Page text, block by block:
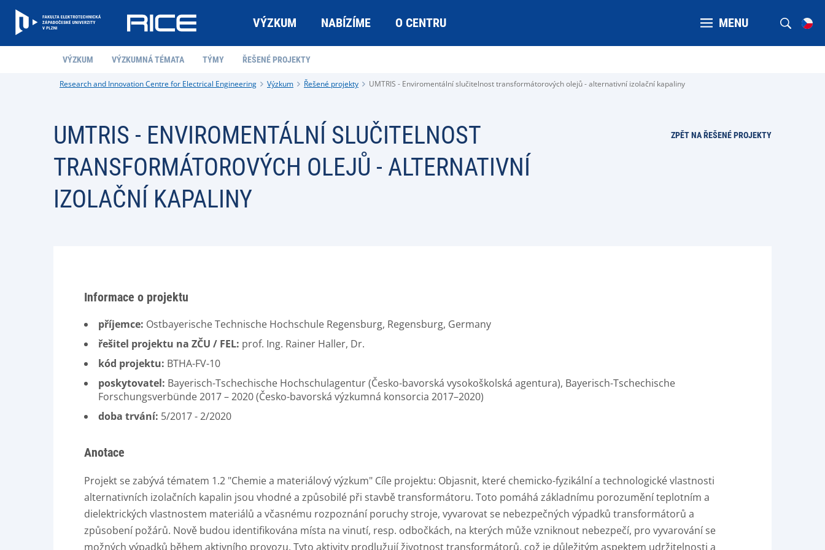
VÝZKUM NABÍZÍME O CENTRU MENU
VÝZKUM VÝZKUMNÁ TÉMATA TÝMY ŘEŠENÉ PROJEKTY
Research and Innovation Centre for Electrical Engineering Výzkum Řešené projekty UMTRIS - Enviromentální slučitelnost transformátorových olejů - alternativní izolační kapaliny
UMTRIS - ENVIROMENTÁLNÍ SLUČITELNOST
TRANSFORMÁTOROVÝCH OLEJŮ - ALTERNATIVNÍ
IZOLAČNÍ KAPALINY
ZPĚT NA ŘEŠENÉ PROJEKTY
Informace o projektu
příjemce: Ostbayerische Technische Hochschule Regensburg, Regensburg, Germany
řešitel projektu na ZČU / FEL: prof. Ing. Rainer Haller, Dr.
kód projektu: BTHA-FV-10
poskytovatel: Bayerisch-Tschechische Hochschulagentur (Česko-bavorská vysokoškolská agentura), Bayerisch-Tschechische
Forschungsverbünde 2017 – 2020 (Česko-bavorská výzkumná konsorcia 2017–2020)
doba trvání: 5/2017 - 2/2020
Anotace
Projekt se zabývá tématem 1.2 "Chemie a materiálový výzkum" Cíle projektu: Objasnit, které chemicko-fyzikální a technologické vlastnosti
alternativních izolačních kapalin jsou vhodné a způsobilé při stavbě transformátoru. Toto pomáhá základnímu porozumění teplotním a
dielektrických vlastnostem materiálů a včasnému rozpoznání poruchy stroje, vyvarovat se nebezpečných výpadků transformátorů a
způsobení požárů. Nově budou identifikována místa na vinutí, resp. odbočkách, na kterých může vzniknout nebezpečí, pro vyvarování se
možných výpadků během aktivního provozu. Tyto aktivity prodlužují životnost transformátorů, což je důležitým aspektem udržitelnosti a